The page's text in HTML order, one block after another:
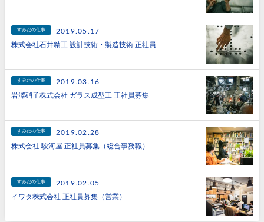
すみだの仕事
2019.05.17
株式会社石井精工 設計技術・製造技術 正社員
すみだの仕事
2019.03.16
岩澤硝子株式会社 ガラス成型工 正社員募集
すみだの仕事
2019.02.28
株式会社 駿河屋 正社員募集（総合事務職）
すみだの仕事
2019.02.05
イワタ株式会社 正社員募集（営業）